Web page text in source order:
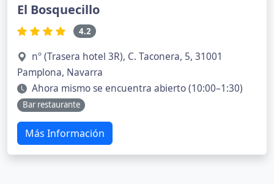
El Bosquecillo
4.2
nº (Trasera hotel 3R), C. Taconera, 5, 31001
Pamplona, Navarra
Ahora mismo se encuentra abierto (10:00–1:30)
Bar restaurante
Más Información